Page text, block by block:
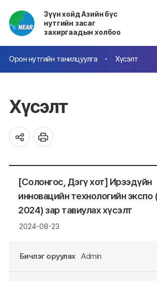
Зүүн хойд Азийн бүс
нутгийн засаг
захиргаадын холбоо
Орон нутгийн танилцуулга Хүсэлт
Хүсэлт
[Солонгос, Дэгү хот] Ирээдүйн
инновацийн технологийн экспо
2024) зар тавиулах хүсэлт
2024-08-23
Бичлэг оруулах Admin